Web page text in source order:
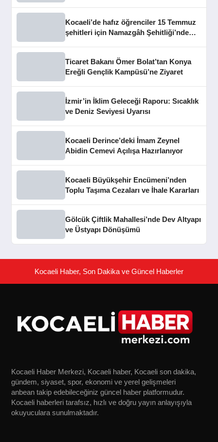
Kocaeli’de hafız öğrenciler 15 Temmuz
şehitleri için Namazgâh Şehitliği’nde
Ticaret Bakanı Ömer Bolat’tan Konya
Ereğli Gençlik Kampüsü’ne Ziyaret
İzmir’in İklim Geleceği Raporu: Sıcaklık
ve Deniz Seviyesi Uyarısı
Kocaeli Derince’deki İmam Zeynel
Abidin Cemevi Açılışa Hazırlanıyor
Kocaeli Büyükşehir Encümeni’nden
Toplu Taşıma Cezaları ve İhale Kararları
Gölcük Çiftlik Mahallesi’nde Dev Altyapı
ve Üstyapı Dönüşümü
Kocaeli Haber, Son Dakika ve Güncel Haberler
Kocaeli Haber Merkezi, Kocaeli haber, Kocaeli son dakika,
gündem, siyaset, spor, ekonomi ve yerel gelişmeleri
anbean takip edebileceğiniz güncel haber platformudur.
Kocaeli haberleri tarafsız, hızlı ve doğru yayın anlayışıyla
okuyuculara sunulmaktadır.